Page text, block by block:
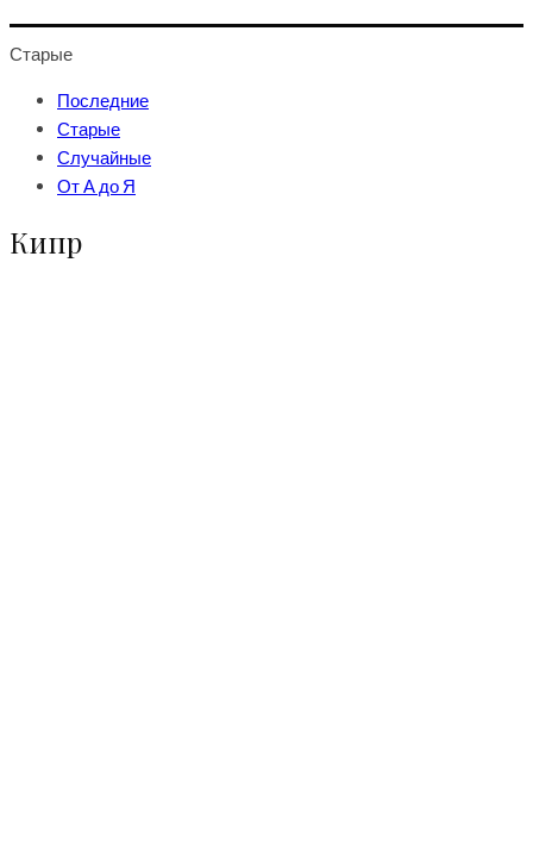
Старые
Последние
Старые
Случайные
От А до Я
Кипр